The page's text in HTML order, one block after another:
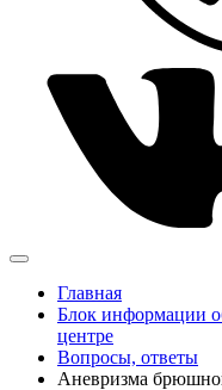
Главная
Блок информации
центре
Вопросы, ответы
Аневризма